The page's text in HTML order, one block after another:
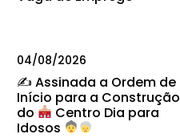
04/08/2026
✍ Assinada a Ordem de
Início para a Construção
do
Centro Dia para
Idosos